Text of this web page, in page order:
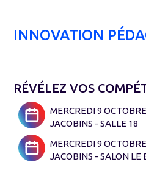
INNOVATION
RÉVÉLEZ VOS
MERCREDI 9
JACOBINS - SALLE 18
MERCREDI 9
JACOBINS - SALON LE